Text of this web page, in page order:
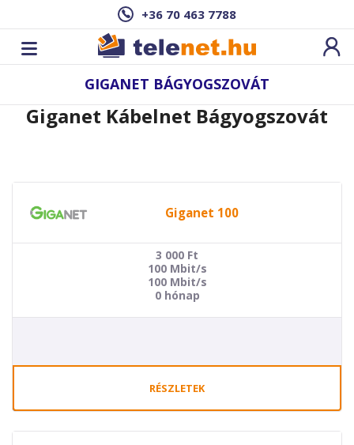
+36 70 463 7788
GIGANET BÁGYOGSZOVÁT
Giganet Kábelnet Bágyogszovát
Giganet 100
3 000 Ft
100 Mbit/s
100 Mbit/s
0 hónap
RÉSZLETEK